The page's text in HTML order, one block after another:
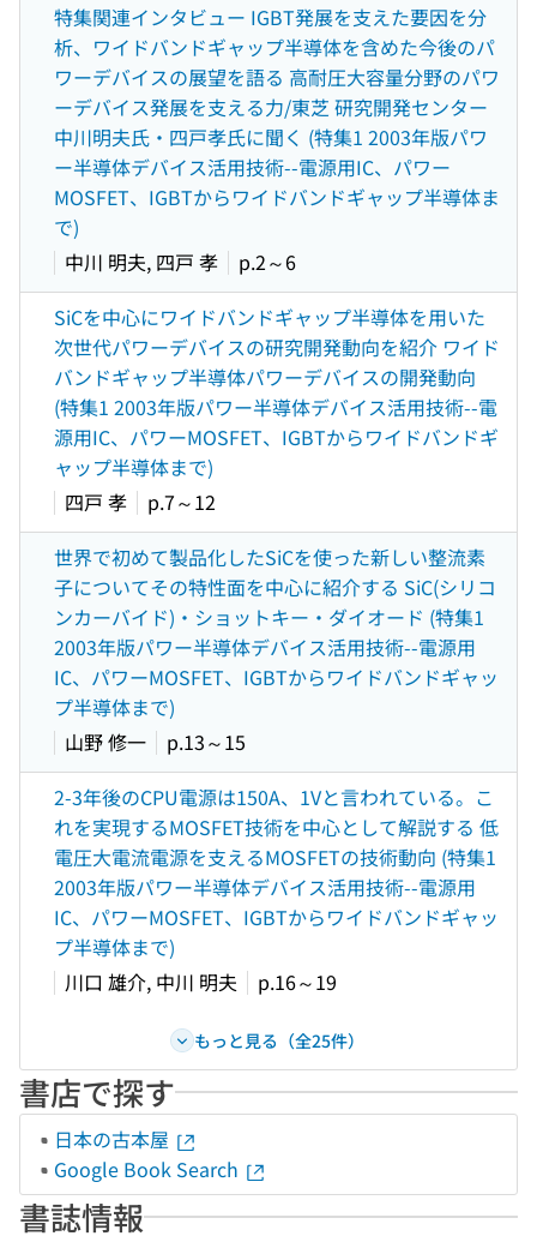
特集関連インタビュー IGBT発展を支えた要因を分
析、ワイドバンドギャップ半導体を含めた今後のパ
ワーデバイスの展望を語る 高耐圧大容量分野のパワ
ーデバイス発展を支える力/東芝 研究開発センター
中川明夫氏・四戸孝氏に聞く (特集1 2003年版パワ
ー半導体デバイス活用技術--電源用IC、パワー
MOSFET、IGBTからワイドバンドギャップ半導体ま
で)
中川 明夫, 四戸 孝
p.2～6
SiCを中心にワイドバンドギャップ半導体を用いた
次世代パワーデバイスの研究開発動向を紹介 ワイド
バンドギャップ半導体パワーデバイスの開発動向
(特集1 2003年版パワー半導体デバイス活用技術--電
源用IC、パワーMOSFET、IGBTからワイドバンドギ
ャップ半導体まで)
四戸 孝
p.7～12
世界で初めて製品化したSiCを使った新しい整流素
子についてその特性面を中心に紹介する SiC(シリコ
ンカーバイド)・ショットキー・ダイオード (特集1
2003年版パワー半導体デバイス活用技術--電源用
IC、パワーMOSFET、IGBTからワイドバンドギャッ
プ半導体まで)
山野 修一
p.13～15
2-3年後のCPU電源は150A、1Vと言われている。こ
れを実現するMOSFET技術を中心として解説する 低
電圧大電流電源を支えるMOSFETの技術動向 (特集1
2003年版パワー半導体デバイス活用技術--電源用
IC、パワーMOSFET、IGBTからワイドバンドギャッ
プ半導体まで)
川口 雄介, 中川 明夫
p.16～19
もっと見る（全25件）
書店で探す
日本の古本屋
Google Book Search
書誌情報